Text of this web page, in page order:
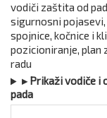
vodiči zaštita od
sigurnosni
spojnice, kočnice i
pozicioniranje, plan
radu
▸ Prikaži vodiče i
pada